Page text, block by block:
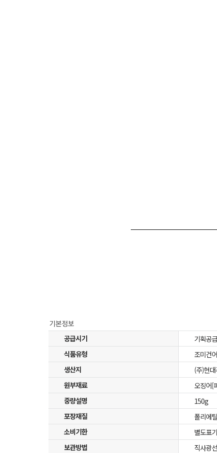
공급시기
기획공급
식품유형
조미건
생산지
(주)현
원부재료
오징어[
중량설명
150g
포장재질
폴리에
소비기한
별도표
보관방법
직사광